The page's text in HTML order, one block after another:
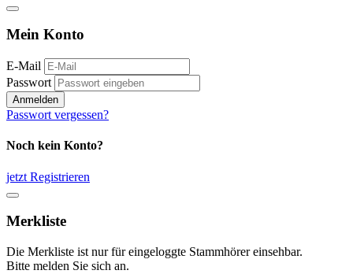
Mein Konto
E-Mail
Passwort
Anmelden
Passwort vergessen?
Noch kein Konto?
jetzt Registrieren
Merkliste
Die Merkliste ist nur für eingeloggte Stammhörer einsehbar.
Bitte melden Sie sich an.